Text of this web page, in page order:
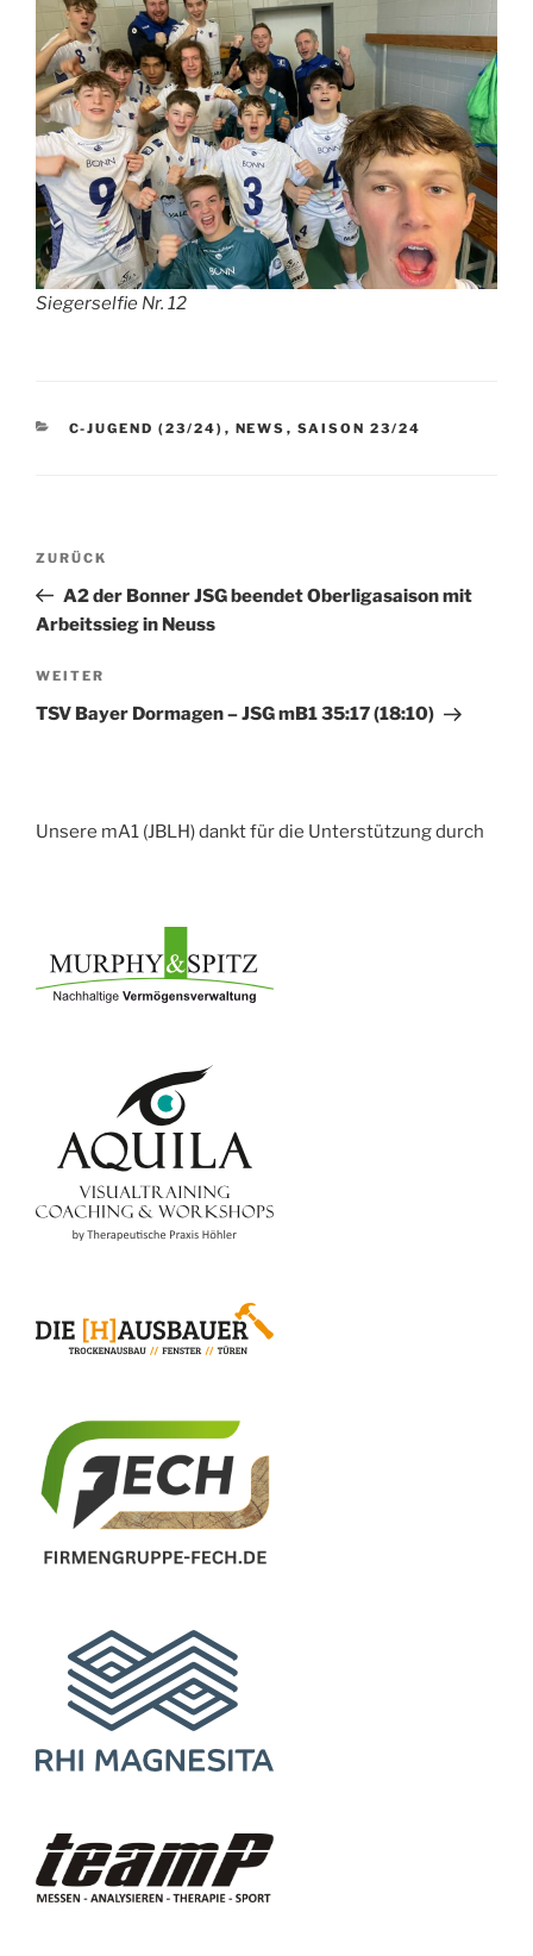
Siegerselfie Nr. 12
KATEGORIEN
C-JUGEND (23/24) , NEWS , SAISON 23/24
Beitragsnavigation
Vorheriger
Beitrag
ZURÜCK
A2 der Bonner JSG beendet Oberligasaison mit
Arbeitssieg in Neuss
Nächster
Beitrag
WEITER
TSV Bayer Dormagen – JSG mB1 35:17 (18:10)
Unsere mA1 (JBLH) dankt für die Unterstützung durch